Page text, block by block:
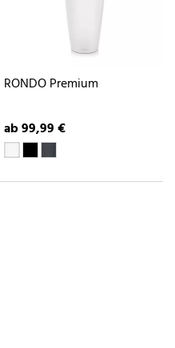
RONDO Premium
ab 99,99 €